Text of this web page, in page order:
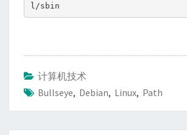
l/sbin
计算机技术
Bullseye, Debian, Linux, Path